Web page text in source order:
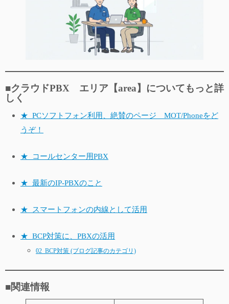
■クラウドPBX エリア【area】についてもっと詳
しく
★_PCソフトフォン利用、絶賛のページ MOT/Phoneをど
うぞ！
★_コールセンター用PBX
★_最新のIP-PBXのこと
★_スマートフォンの内線として活用
★_BCP対策に、PBXの活用
02_BCP対策 (ブログ記事のカテゴリ)
■関連情報